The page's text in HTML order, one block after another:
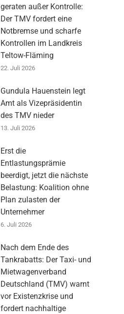
geraten außer Kontrolle:
Der TMV fordert eine
Notbremse und scharfe
Kontrollen im Landkreis
Teltow-Fläming
22. Juli 2026
Gundula Hauenstein legt
Amt als Vizepräsidentin
des TMV nieder
13. Juli 2026
Erst die
Entlastungsprämie
beerdigt, jetzt die nächste
Belastung: Koalition ohne
Plan zulasten der
Unternehmer
6. Juli 2026
Nach dem Ende des
Tankrabatts: Der Taxi- und
Mietwagenverband
Deutschland (TMV) warnt
vor Existenzkrise und
fordert nachhaltige